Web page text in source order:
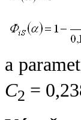
a
C2 =